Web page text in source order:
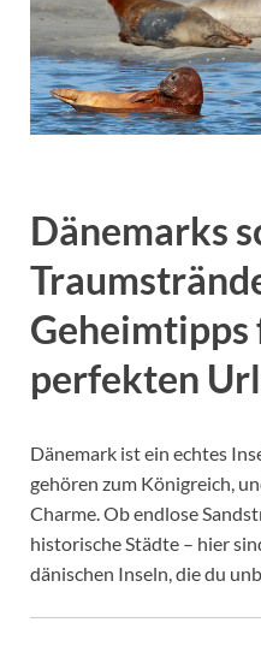
Dänemarks
Geheimtipps
perfekten
Dänemark ist ein echtes
gehören zum Königreich,
Charme. Ob endlose
historische Städte – hier
dänischen Inseln, die du